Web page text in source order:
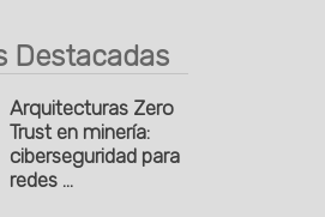
Destacadas
Arquitecturas Zero
Trust en minería:
ciberseguridad para
redes ...